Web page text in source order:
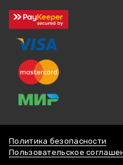
Политика безопасности
Пользовательское